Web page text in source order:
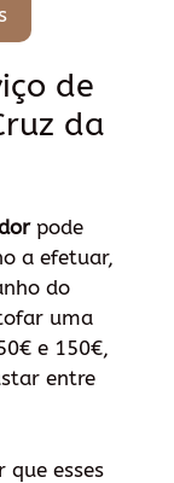
de
da
pode
a efetuar,
do
uma
e 150€,
entre
esses